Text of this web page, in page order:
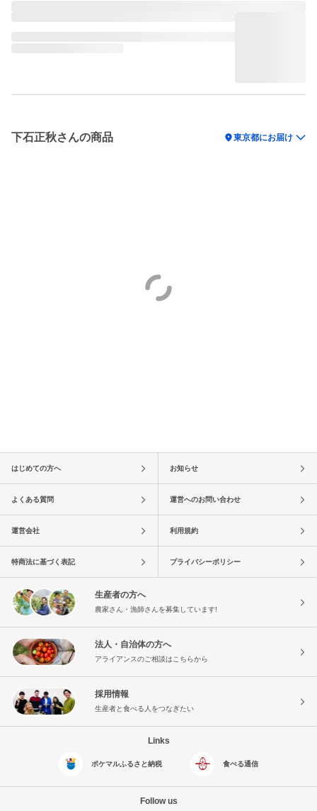
下石正秋さんの商品 location_on東京都にお届け
はじめての方へ お知らせ
よくある質問 運営へのお問い合わせ
運営会社 利用規約
特商法に基づく表記 プライバシーポリシー
生産者の方へ
農家さん・漁師さんを募集しています!
法人・自治体の方へ
アライアンスのご相談はこちらから
採用情報
生産者と食べる人をつなぎたい
Links
ポケマルふるさと納税 食べる通信
Follow us